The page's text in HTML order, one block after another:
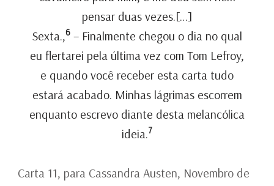
pensar duas vezes.[…]
Sexta.,6– Finalmente chegou o dia no qual
eu flertarei pela última vez com Tom Lefroy,
e quando você receber esta carta tudo
estará acabado. Minhas lágrimas escorrem
enquanto escrevo diante desta melancólica
ideia.7
Carta 11, para Cassandra Austen, Novembro de